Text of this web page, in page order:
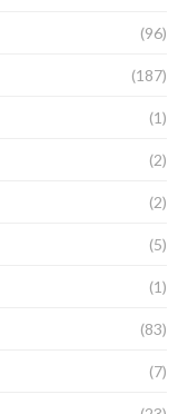
(96)
(187)
(1)
(2)
(2)
(5)
(1)
(83)
(7)